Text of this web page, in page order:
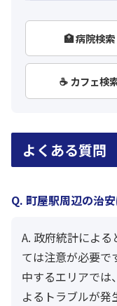
🏥 病院検索
☕ カフェ検
よくある質問
Q. 町屋駅周辺の治
A. 政府統計によ
ては注意が必要で
中するエリアでは
よるトラブルが発